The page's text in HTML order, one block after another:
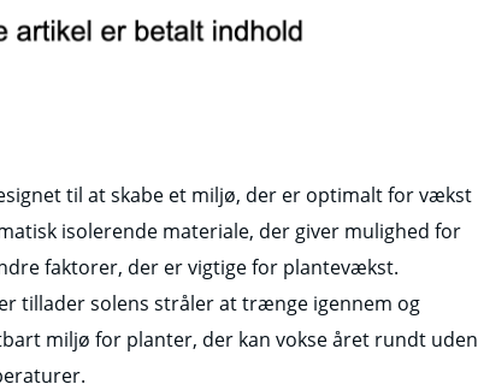
til at skabe et miljø, der er optimalt for vækst
isolerende materiale, der giver mulighed for
faktorer, der er vigtige for plantevækst.
tillader solens stråler at trænge igennem og
miljø for planter, der kan vokse året rundt uden